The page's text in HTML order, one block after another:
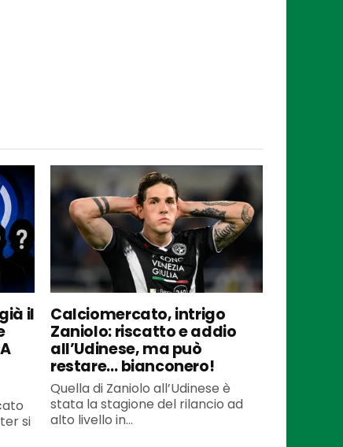
il
si
Calciomercato, intrigo
Zaniolo: riscatto e addio
all’Udinese, ma può
restare… bianconero!
Quella di Zaniolo all’Udinese è
stata la stagione del rilancio ad
alto livello in...